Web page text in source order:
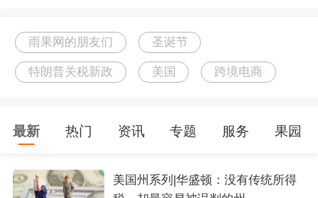
由于美国零售商正在观望关税形势的发展，假期
计划日程已被打乱。
戈尔德在一份声明中表示，随着受更高关税影响
来几个月显现出来。“关税的不确定性对企业来说
雨果网的朋友们 圣诞节
特朗普关税新政 美国 跨境电商
最新 热门 资讯 专题 服务 果园
美国州系列|华盛顿：没有传统所得